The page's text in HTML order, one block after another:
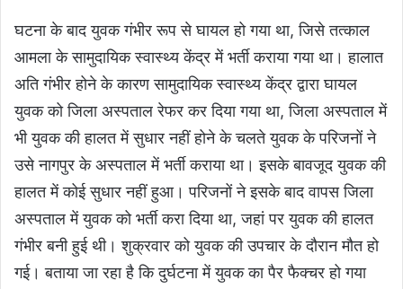
घटना के बाद युवक गंभीर रूप से घायल हो गया था, जिसे तत्काल
आमला के सामुदायिक स्वास्थ्य केंद्र में भर्ती कराया गया था। हालात
अति गंभीर होने के कारण सामुदायिक स्वास्थ्य केंद्र द्वारा घायल
युवक को जिला अस्पताल रेफर कर दिया गया था, जिला अस्पताल में
भी युवक की हालत में सुधार नहीं होने के चलते युवक के परिजनों ने
उसे नागपुर के अस्पताल में भर्ती कराया था। इसके बावजूद युवक की
हालत में कोई सुधार नहीं हुआ। परिजनों ने इसके बाद वापस जिला
अस्पताल में युवक को भर्ती करा दिया था, जहां पर युवक की हालत
गंभीर बनी हुई थी। शुक्रवार को युवक की उपचार के दौरान मौत हो
गई। बताया जा रहा है कि दुर्घटना में युवक का पैर फैक्चर हो गया